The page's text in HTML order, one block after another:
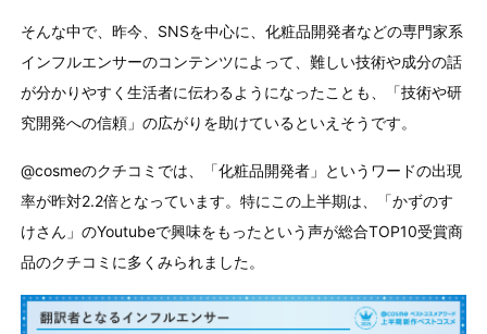
そんな中で、昨今、SNSを中心に、化粧品開発者などの専門家系
インフルエンサーのコンテンツによって、難しい技術や成分の話
が分かりやすく生活者に伝わるようになったことも、「技術や研
究開発への信頼」の広がりを助けているといえそうです。
@cosmeのクチコミでは、「化粧品開発者」というワードの出現
率が昨対2.2倍となっています。特にこの上半期は、「かずのす
けさん」のYoutubeで興味をもったという声が総合TOP10受賞商
品のクチコミに多くみられました。